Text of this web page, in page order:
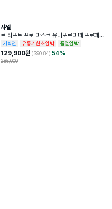
샤넬
르 리프트 프로 마스크 유니포르미떼 프로페
셔널 리프팅 마스크
기획전 유통기한초임박 품절임박
129,900원 ($90.84) 54%
285,000